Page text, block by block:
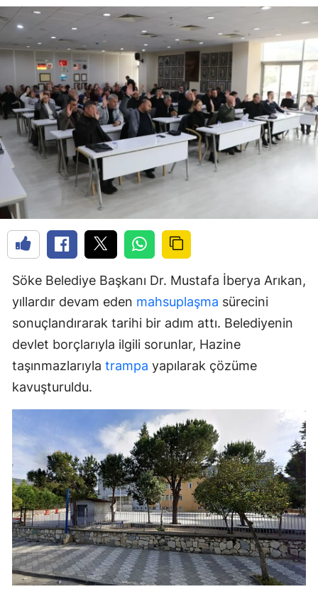
Söke Belediye Başkanı Dr. Mustafa İberya Arıkan,
yıllardır devam eden mahsuplaşma sürecini
sonuçlandırarak tarihi bir adım attı. Belediyenin
devlet borçlarıyla ilgili sorunlar, Hazine
taşınmazlarıyla trampa yapılarak çözüme
kavuşturuldu.